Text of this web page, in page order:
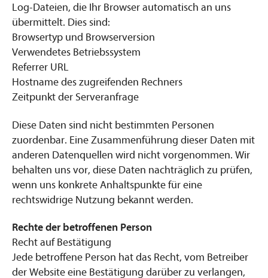
Log-Dateien, die Ihr Browser automatisch an uns
übermittelt. Dies sind:
Browsertyp und Browserversion
Verwendetes Betriebssystem
Referrer URL
Hostname des zugreifenden Rechners
Zeitpunkt der Serveranfrage
Diese Daten sind nicht bestimmten Personen
zuordenbar. Eine Zusammenführung dieser Daten mit
anderen Datenquellen wird nicht vorgenommen. Wir
behalten uns vor, diese Daten nachträglich zu prüfen,
wenn uns konkrete Anhaltspunkte für eine
rechtswidrige Nutzung bekannt werden.
Rechte der betroffenen Person
Recht auf Bestätigung
Jede betroffene Person hat das Recht, vom Betreiber
der Website eine Bestätigung darüber zu verlangen,